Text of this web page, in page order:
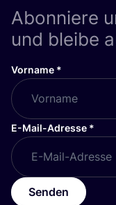
Abonniere
und bleibe
Vorname *
E-Mail-Adresse *
Senden